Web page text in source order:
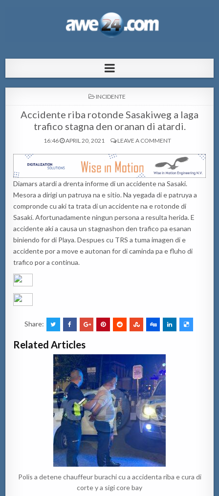
pa Aruba
POSTED
INCIDENTE
Accidente riba rotonde Sasakiweg a laga
trafico stagna den oranan di atardi.
16:46 APRIL 20, 2021 LEAVE A COMMENT
Diamars atardi a drenta informe di un accidente na Sasaki.
Mesora a dirigi un patruya na e sitio. Na yegada di e patruya a
compronde cu aki ta trata di un accidente na e rotonde di
Sasaki. Afortunadamente ningun persona a resulta herida. E
accidente aki a causa un stagnashon den trafico pa esanan
biniendo for di Playa. Despues cu TRS a tuma imagen di e
accidente por a move e autonan for di caminda pa e fluho di
trafico por a continua.
Share:
Related Articles
Polis a detene chauffeur burachi cu a accidenta riba e cura di
corte y a sigi core bay